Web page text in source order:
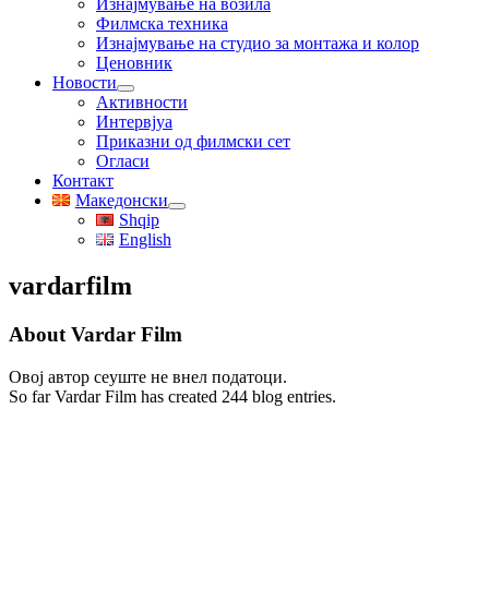
Изнајмување на возила
Филмска техника
Изнајмување на студио за монтажа и колор
Ценовник
Новости
Активности
Интервјуа
Приказни од филмски сет
Огласи
Контакт
Македонски
Shqip
English
vardarfilm
About Vardar Film
Овој автор сеуште не внел податоци.
So far Vardar Film has created 244 blog entries.